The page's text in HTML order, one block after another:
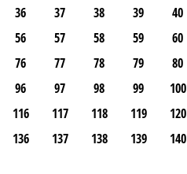
36 37 38 39 40
56 57 58 59 60
76 77 78 79 80
96 97 98 99 100
116 117 118 119 120
136 137 138 139 140